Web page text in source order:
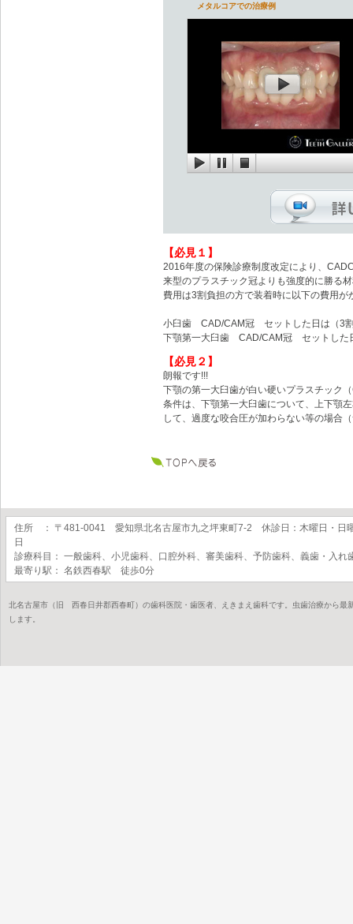
メタルコアでの治療例
【必見１】
2016年度の保険診療制度改定により、
来型のプラスチック冠よりも強度的に勝る
費用は3割負担の方で装着時に以下の費用が
小臼歯 CAD/CAM冠 セットした日は（3
下顎第一大臼歯 CAD/CAM冠 セットした
【必見２】
朗報です!!!
下顎の第一大臼歯が白い硬いプラスチック
条件は、下顎第一大臼歯について、上下顎
して、過度な咬合圧が加わらない等の場合
住所 ： 〒481-0041 愛知県北名古屋市九之坪東町7-2 休診日：木曜日・日
日
診療科目： 一般歯科、小児歯科、口腔外科、審美歯科、予防歯科、義歯・入れ
最寄り駅： 名鉄西春駅 徒歩0分
北名古屋市（旧 西春日井郡西春町）の歯科医院・歯医者、えきまえ歯科です。虫歯治療から最
します。